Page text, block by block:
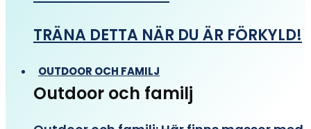
TRÄNA DETTA NÄR DU ÄR FÖRKYLD!
OUTDOOR OCH FAMILJ
Outdoor och familj